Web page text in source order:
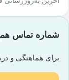
شماره تماس
برای هماهنگی و